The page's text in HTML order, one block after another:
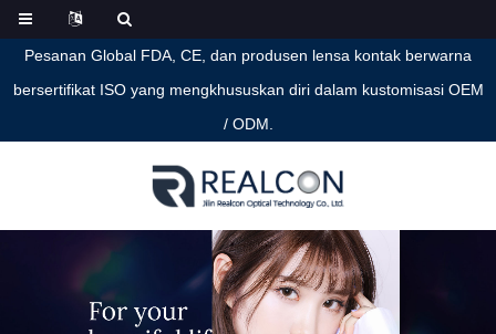
Pesanan Global FDA, CE, dan produsen lensa kontak berwarna
bersertifikat ISO yang mengkhususkan diri dalam kustomisasi OEM
/ ODM.